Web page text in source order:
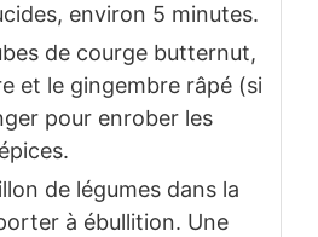
environ 5 minutes.
de courge butternut,
et le gingembre râpé (si
pour enrober les
de légumes dans la
à ébullition. Une